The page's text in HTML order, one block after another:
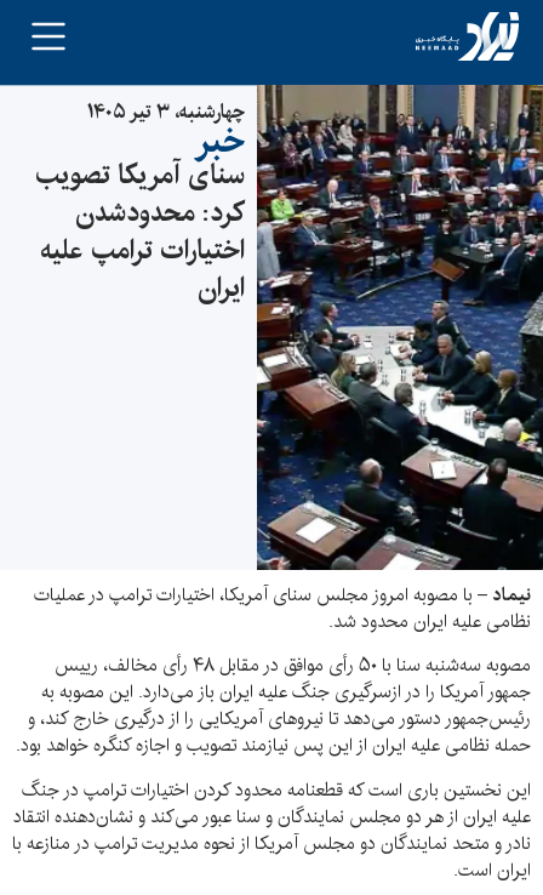
چهارشنبه، ۳ تیر ۱۴۰۵
خبر
سنای آمریکا تصویب
کرد: محدودشدن
اختیارات ترامپ علیه
ایران
نیماد – با مصوبه امروز مجلس سنای آمریکا، اختیارات ترامپ در عملیات
نظامی علیه ایران محدود شد.
مصوبه سه‌شنبه سنا با ۵۰ رأی موافق در مقابل ۴۸ رأی مخالف، رییس
جمهور آمریکا را در ازسرگیری جنگ علیه ایران باز می‌دارد. این مصوبه به
رئیس‌جمهور دستور می‌دهد تا نیروهای آمریکایی را از درگیری‌ خارج کند، و
حمله نظامی علیه ایران از این پس نیازمند تصویب و اجازه کنگره خواهد بود.
این نخستین باری است که قطعنامه محدود کردن اختیارات ترامپ در جنگ
علیه ایران از هر دو مجلس نمایندگان و سنا عبور می‌کند و نشان‌دهنده‌ انتقاد
نادر و متحد نمایندگان دو مجلس آمریکا از نحوه‌ مدیریت ترامپ در منازعه با
ایران است.